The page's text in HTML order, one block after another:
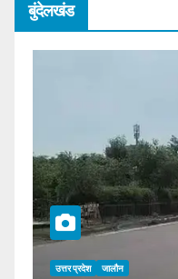
बुंदेलखंड
उत्तर प्रदेश जालौन